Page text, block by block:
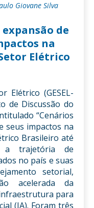
Giovane Silva
expansão de
na
Elétrico
Elétrico (GESEL-
de Discussão do
“Cenários
seus impactos na
Brasileiro até
a trajetória de
no país e suas
setorial,
acelerada da
para
(IA). Foram três